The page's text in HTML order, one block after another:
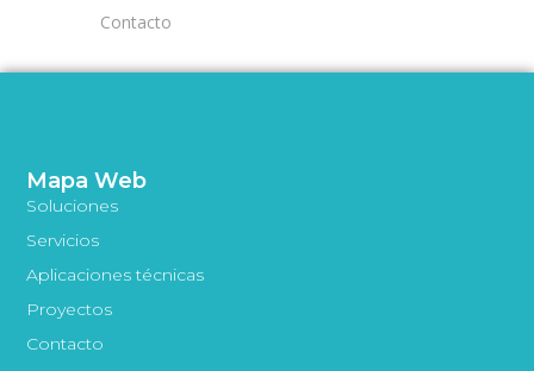
Contacto
Mapa Web
Soluciones
Servicios
Aplicaciones técnicas
Proyectos
Contacto